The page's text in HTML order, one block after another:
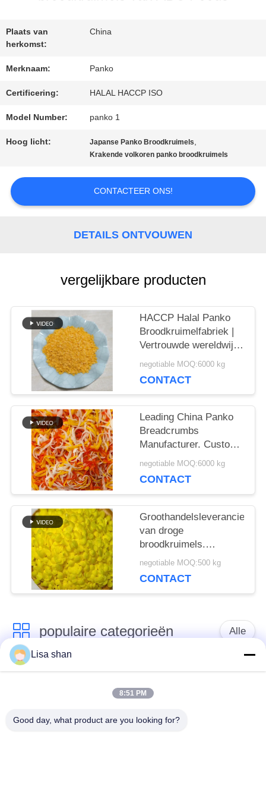
NEEM
CONTACT
MET
ONS
OP
NIEUWS
GEVALLEN
VRAAG
OFFERTE
SITEMAP
PRIVACYBELEID
Plaats van
herkomst:
China
Merknaam: Panko
Certificering: HALAL HACCP ISO
Model Number: panko 1
Hoog licht: Japanse Panko Broodkruimels,
Krakende volkoren panko broodkruimels
CONTACTEER ONS!
DETAILS ONTVOUWEN
vergelijkbare producten
HACCP Halal Panko
Broodkruimelfabriek |
Vertrouwde wereldwijde
exportpartner
negotiable MOQ:6000 kg
CONTACT
Leading China Panko
Breadcrumbs
Manufacturer. Custom
Packaging & OEM
negotiable MOQ:6000 kg
CONTACT
Groothandelsleverancier
van droge
broodkruimels.
Ondersteun private
negotiable MOQ:500 kg
CONTACT
populaire categorieën Alle
Japanse
broodcrumbs
Gehele het
Lisa shan
8:51 PM
Good day, what product are you looking for?